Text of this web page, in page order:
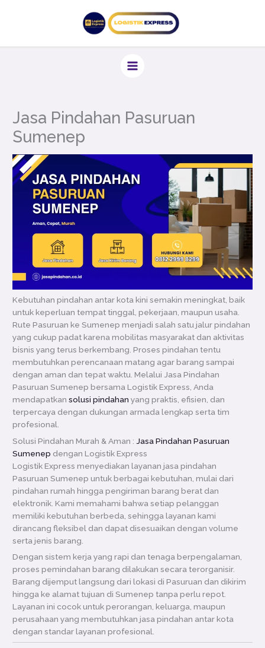
Jasa Pindahan Pasuruan
Sumenep
Kebutuhan pindahan antar kota kini semakin meningkat, baik
untuk keperluan tempat tinggal, pekerjaan, maupun usaha.
Rute Pasuruan ke Sumenep menjadi salah satu jalur pindahan
yang cukup padat karena mobilitas masyarakat dan aktivitas
bisnis yang terus berkembang. Proses pindahan tentu
membutuhkan perencanaan matang agar barang sampai
dengan aman dan tepat waktu. Melalui Jasa Pindahan
Pasuruan Sumenep bersama Logistik Express, Anda
mendapatkansolusi pindahan yang praktis, efisien, dan
terpercaya dengan dukungan armada lengkap serta tim
profesional.
Solusi Pindahan Murah & Aman : Jasa Pindahan Pasuruan
Sumenep dengan Logistik Express
Logistik Express menyediakan layanan jasa pindahan
Pasuruan Sumenep untuk berbagai kebutuhan, mulai dari
pindahan rumah hingga pengiriman barang berat dan
elektronik. Kami memahami bahwa setiap pelanggan
memiliki kebutuhan berbeda, sehingga layanan kami
dirancang fleksibel dan dapat disesuaikan dengan volume
serta jenis barang.
Dengan sistem kerja yang rapi dan tenaga berpengalaman,
proses pemindahan barang dilakukan secara terorganisir.
Barang dijemput langsung dari lokasi di Pasuruan dan dikirim
hingga ke alamat tujuan di Sumenep tanpa perlu repot.
Layanan ini cocok untuk perorangan, keluarga, maupun
perusahaan yang membutuhkan jasa pindahan antar kota
dengan standar layanan profesional.